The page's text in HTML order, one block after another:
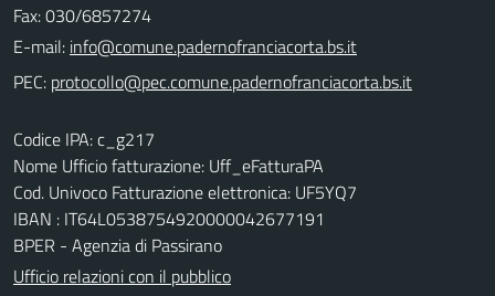
Fax: 030/6857274
E-mail:
PEC:
Codice IPA: c_g217
Nome Ufficio fatturazione: Uff_eFatturaPA
Cod. Univoco Fatturazione elettronica: UF5YQ7
IBAN : IT64L0538754920000042677191
BPER - Agenzia di Passirano
Ufficio relazioni con il pubblico